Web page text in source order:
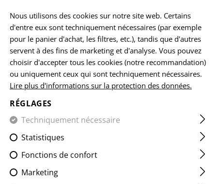
jour férié sur 15.08.2026.
ACCUEIL EQUIPEMENTS LES ÉCUSSONS CLASSIQUES
A POS BLOODGROUP PATCH
Nous utilisons des cookies sur notre site web. Certains
d'entre eux sont techniquement nécessaires (par exemple
pour le panier d'achat, les filtres, etc.), tandis que d'autres
servent à des fins de marketing et d'analyse. Vous pouvez
choisir d'accepter tous les cookies (notre recommandation)
ou uniquement ceux qui sont techniquement nécessaires.
Lire plus d'informations sur la protection des données.
RÉGLAGES
Techniquement nécessaire
Statistiques
Fonctions de confort
Marketing